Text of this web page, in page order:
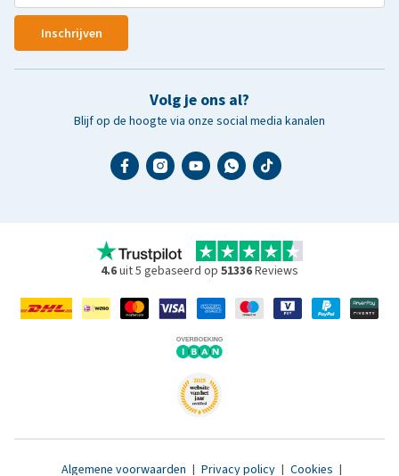
Inschrijven
Volg je ons al?
Blijf op de hoogte via onze social media kanalen
4.6uit 5 gebaseerd op 51336Reviews
Algemene voorwaarden | Privacy policy | Cookies |